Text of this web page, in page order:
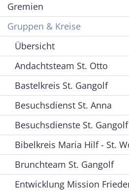
Gremien
Gruppen & Kreise
Übersicht
Andachtsteam St. Otto
Bastelkreis St. Gangolf
Besuchsdienst St. Anna
Besuchsdienste St. Gangolf
Bibelkreis Maria Hilf - St.
Brunchteam St. Gangolf
Entwicklung Mission